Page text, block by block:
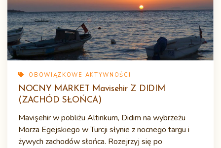
OBOWIĄZKOWE AKTYWNOŚCI
NOCNY MARKET Mavisehir Z DIDIM
(ZACHÓD SŁOŃCA)
Mavişehir w pobliżu Altinkum, Didim na wybrzeżu
Morza Egejskiego w Turcji słynie z nocnego targu i
żywych zachodów słońca. Rozejrzyj się po